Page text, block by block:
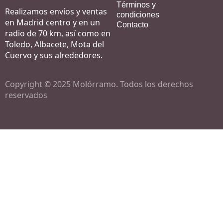
Realizamos envíos y ventas
en Madrid centro y en un
radio de 70 km, así como en
Toledo, Albacete, Mota del
Cuervo y sus alrededores.
Términos y
condiciones
Contacto
Copyright © 2025 Molórramo. Todos los derechos
reservados